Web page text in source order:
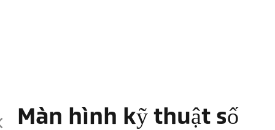
Màn hình kỹ thuật số